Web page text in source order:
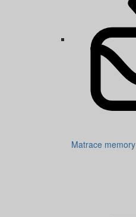
Matrace memory